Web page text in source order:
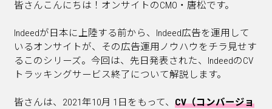
皆さんこんにちは！オンサイトのCMO・唐松です。
Indeedが日本に上陸する前から、Indeed広告を運用して
いるオンサイトが、その広告運用ノウハウをチラ見せす
るこのシリーズ。今回は、先日発表された、IndeedのCV
トラッキングサービス終了について解説します。
皆さんは、2021年10月 1日をもって、CV（コンバージョ